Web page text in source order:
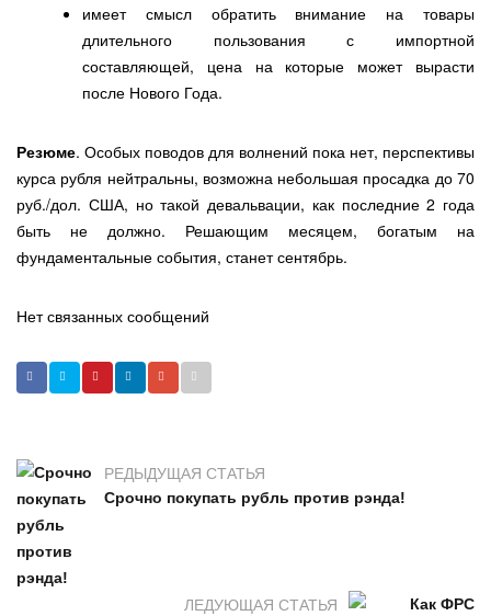
имеет смысл обратить внимание на товары
длительного пользования с импортной
составляющей, цена на которые может вырасти
после Нового Года.
Резюме. Особых поводов для волнений пока нет, перспективы
курса рубля нейтральны, возможна небольшая просадка до 70
руб./дол. США, но такой девальвации, как последние 2 года
быть не должно. Решающим месяцем, богатым на
фундаментальные события, станет сентябрь.
Нет связанных сообщений
РЕДЫДУЩАЯ СТАТЬЯ
Срочно покупать рубль против рэнда!
ЛЕДУЮЩАЯ СТАТЬЯ